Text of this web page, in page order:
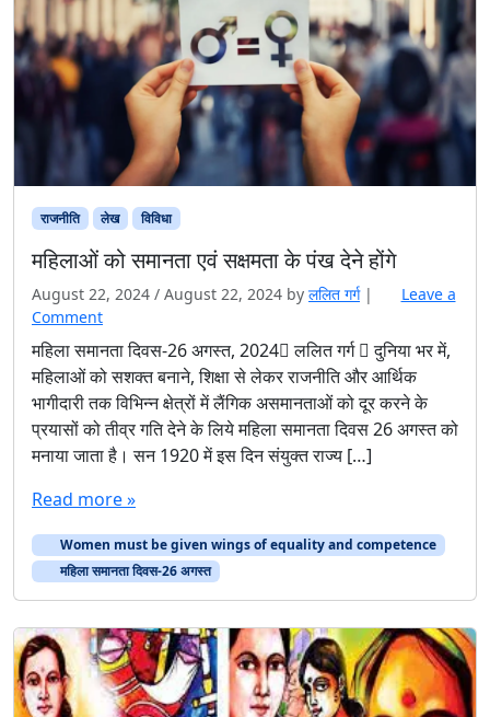
राजनीति लेख विविधा
महिलाओं को समानता एवं सक्षमता के पंख देने होंगे
August 22, 2024 / August 22, 2024 by ललित गर्ग |
Leave a
Comment
महिला समानता दिवस-26 अगस्त, 2024 ललित गर्ग  दुनिया भर में,
महिलाओं को सशक्त बनाने, शिक्षा से लेकर राजनीति और आर्थिक
भागीदारी तक विभिन्न क्षेत्रों में लैंगिक असमानताओं को दूर करने के
प्रयासों को तीव्र गति देने के लिये महिला समानता दिवस 26 अगस्त को
मनाया जाता है। सन 1920 में इस दिन संयुक्त राज्य […]
Read more »
Women must be given wings of equality and competence
महिला समानता दिवस-26 अगस्त